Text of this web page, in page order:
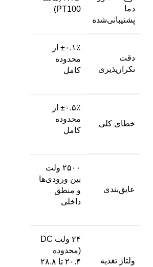
دما
پشتیبانی‌شده
PT100)
دقت
تکرارپذیری
±۰.۱٪ از
محدوده
کامل
خطای کلی
±۰.۵٪ از
محدوده
کامل
عایق‌بندی
۲۵۰۰ ولت
بین ورودی‌ها
و منطق
داخلی
ولتاژ تغذیه
۲۴ ولت DC
(محدوده
۲۰.۴ تا ۲۸.۸